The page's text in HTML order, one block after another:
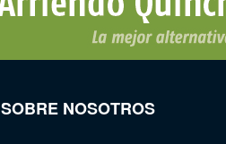
SOBRE NOSOTROS